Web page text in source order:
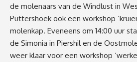
de molenaars van de Windlust in
Puttershoek ook een workshop
molenkap. Eveneens om 14:00 uur
de Simonia in Piershil en de
weer klaar voor een workshop